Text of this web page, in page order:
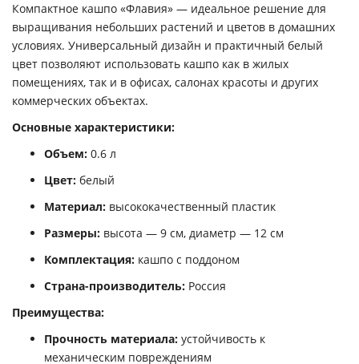
Компактное кашпо «Флавия» — идеальное решение для
выращивания небольших растений и цветов в домашних
условиях. Универсальный дизайн и практичный белый
цвет позволяют использовать кашпо как в жилых
помещениях, так и в офисах, салонах красоты и других
коммерческих объектах.
Основные характеристики:
Объем: 0.6 л
Цвет: белый
Материал: высококачественный пластик
Размеры: высота — 9 см, диаметр — 12 см
Комплектация: кашпо с поддоном
Страна-производитель: Россия
Преимущества:
Прочность материала: устойчивость к
механическим повреждениям